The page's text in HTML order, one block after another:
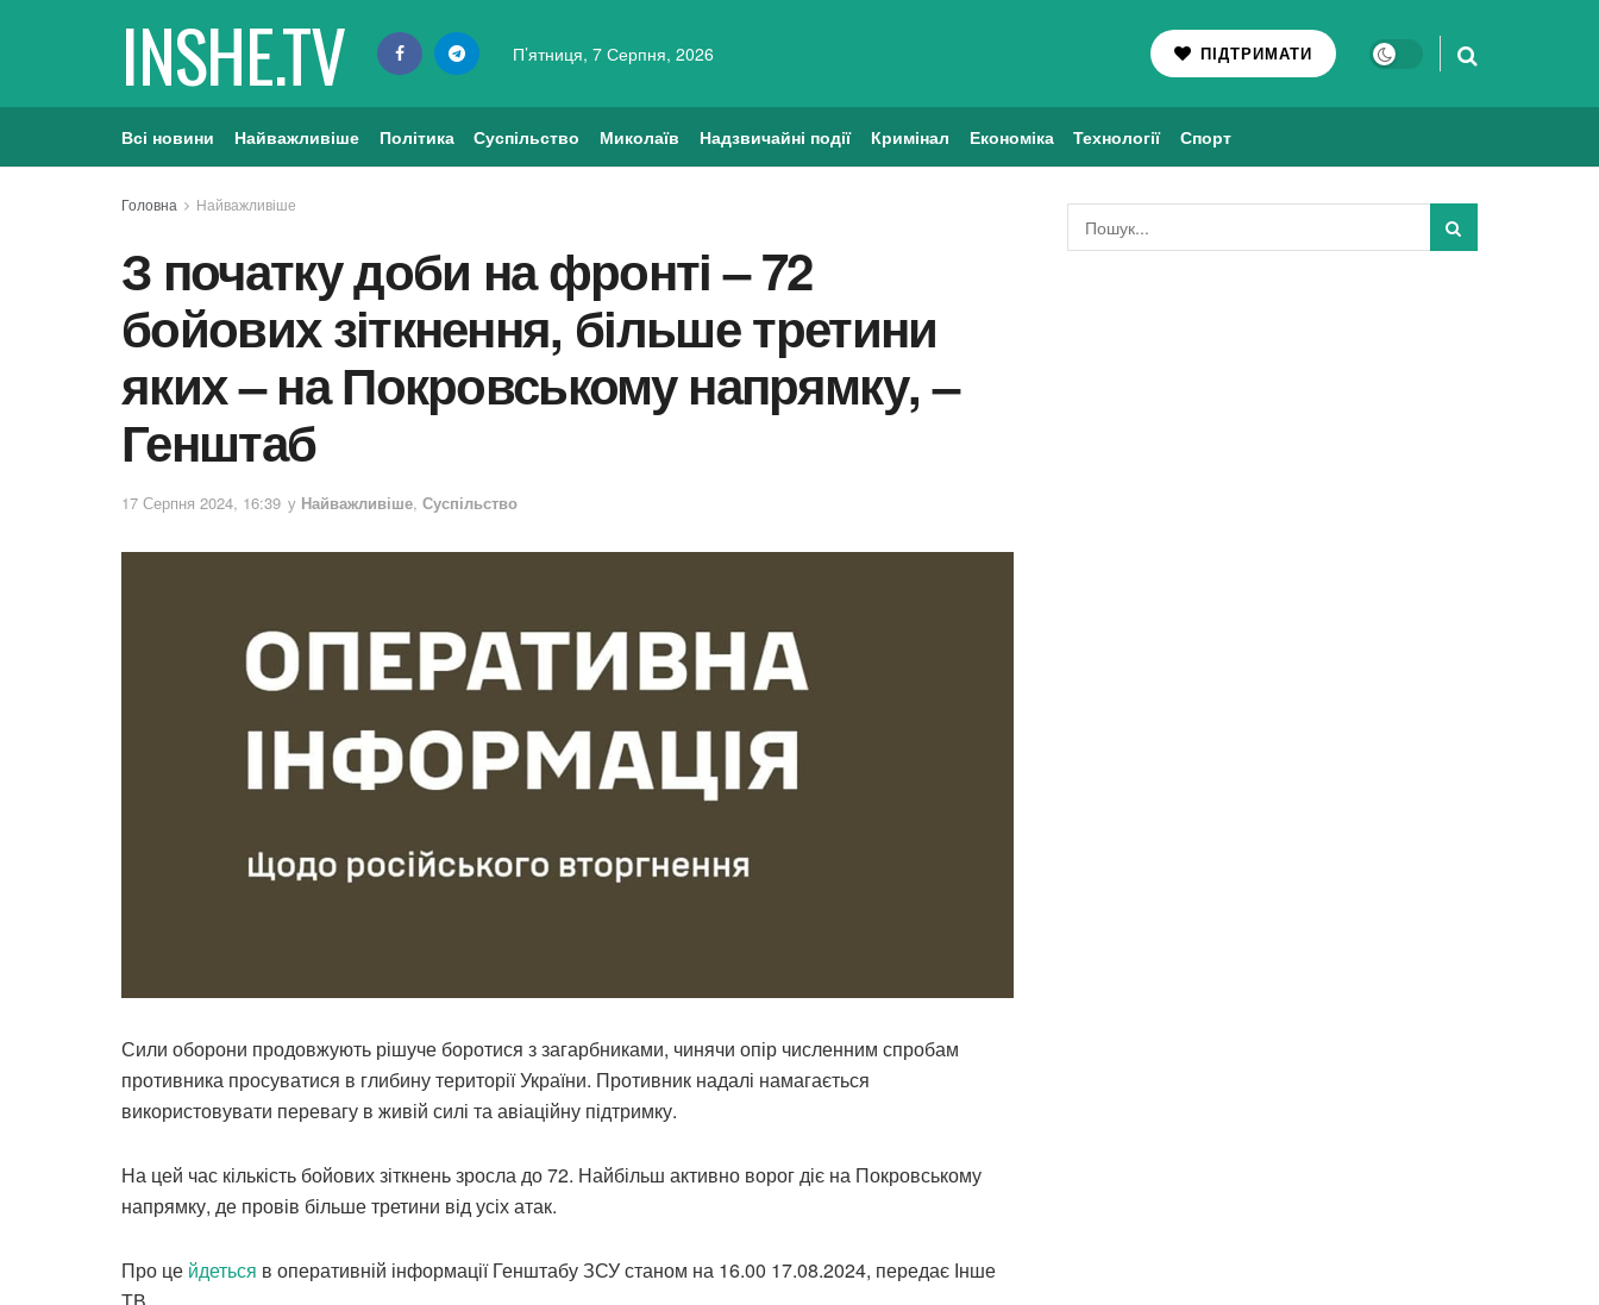
INSHE.TV П’ятниця, 7 Серпня, 2026 ПІДТРИМАТИ
Всі новини Найважливіше Політика Суспільство Миколаїв Надзвичайні події Кримінал Економіка Технології Спорт
Головна Найважливіше
З початку доби на фронті – 72
бойових зіткнення, більше третини
яких – на Покровському напрямку, –
Генштаб
17 Серпня 2024, 16:39 у Найважливіше, Суспільство
Сили оборони продовжують рішуче боротися з загарбниками, чинячи опір численним спробам
противника просуватися в глибину території України. Противник надалі намагається
використовувати перевагу в живій силі та авіаційну підтримку.
На цей час кількість бойових зіткнень зросла до 72. Найбільш активно ворог діє на Покровському
напрямку, де провів більше третини від усіх атак.
Про це йдеться в оперативній інформації Генштабу ЗСУ станом на 16.00 17.08.2024, передає Інше